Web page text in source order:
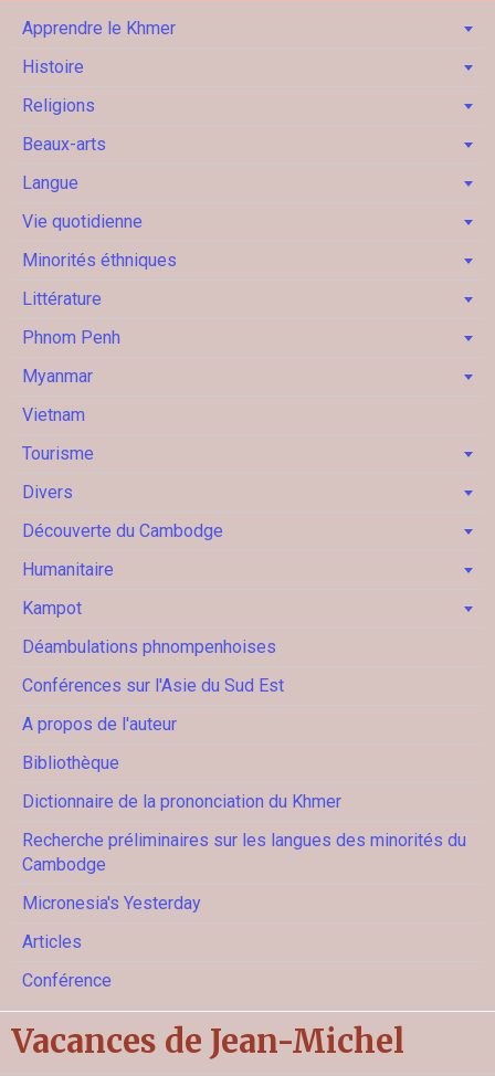
Vacances de Jean-Michel
Apprendre le Khmer
Histoire
Religions
Beaux-arts
Langue
Vie quotidienne
Minorités éthniques
Littérature
Phnom Penh
Myanmar
Vietnam
Tourisme
Divers
Découverte du Cambodge
Humanitaire
Kampot
Déambulations phnompenhoises
Conférences sur l'Asie du Sud Est
A propos de l'auteur
Bibliothèque
Dictionnaire de la prononciation du Khmer
Recherche préliminaires sur les langues des minorités du
Cambodge
Micronesia's Yesterday
Articles
Conférence